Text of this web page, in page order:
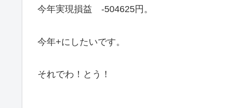
今年実現損益 -504625円。
今年+にしたいです。
それでわ！とう！